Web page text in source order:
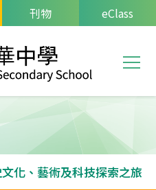
刊物 eClass
Main
化、藝術及科技探索之旅